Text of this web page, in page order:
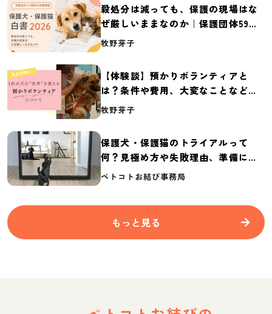
殺処分は減っても、保護の現場はな
ぜ厳しいままなのか｜保護団体59団
体の実態調査【保護犬・保護猫白書
牧野芽子
【体験談】預かりボランティアと
は？条件や費用、大変なことなど紹
介
牧野芽子
保護犬・保護猫のトライアルって
何？見極め方や失敗理由、準備に必
要なものを紹介
ペトコトお結び事務局
もっと見る